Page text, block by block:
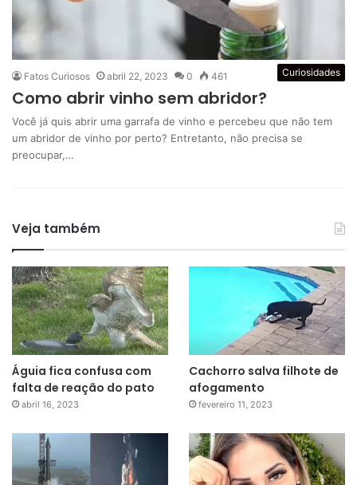
Curiosidades
Fatos Curiosos abril 22, 2023 0 461
Como abrir vinho sem abridor?
Você já quis abrir uma garrafa de vinho e percebeu que não tem
um abridor de vinho por perto? Entretanto, não precisa se
preocupar,…
Veja também
Águia fica confusa com
falta de reação do pato
abril 16, 2023
Cachorro salva filhote de
afogamento
fevereiro 11, 2023